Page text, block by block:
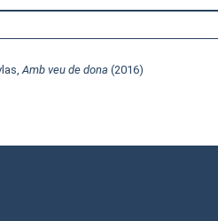
Amb veu de dona (2016)